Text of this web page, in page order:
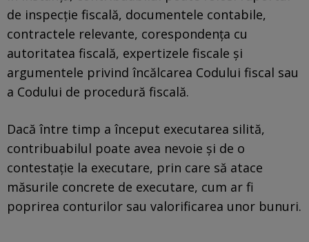
de inspecție fiscală, documentele contabile,
contractele relevante, corespondența cu
autoritatea fiscală, expertizele fiscale și
argumentele privind încălcarea Codului fiscal sau
a Codului de procedură fiscală.
Dacă între timp a început executarea silită,
contribuabilul poate avea nevoie și de o
contestație la executare, prin care să atace
măsurile concrete de executare, cum ar fi
poprirea conturilor sau valorificarea unor bunuri.